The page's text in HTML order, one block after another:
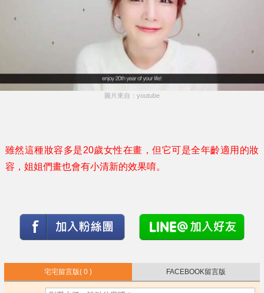
圖片來自：youtube
雖然這種妝容多是20歲女性在畫，但它可是全年齡適用的妝
容，姐姐們畫也會有小清新的效果唷。
宅宅留言版( 0 ) FACEBOOK留言版